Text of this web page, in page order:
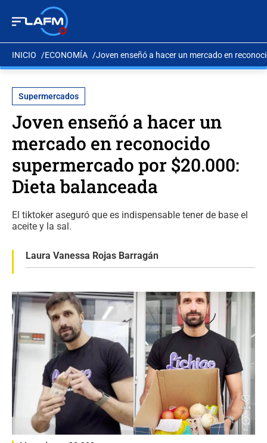
INICIO ECONOMÍA Joven enseñó a hacer un mercado en
Supermercados
Joven enseñó a hacer un
mercado en reconocido
supermercado por $20.000:
Dieta balanceada
El tiktoker aseguró que es indispensable tener de base el
aceite y la sal.
Laura Vanessa Rojas Barragán